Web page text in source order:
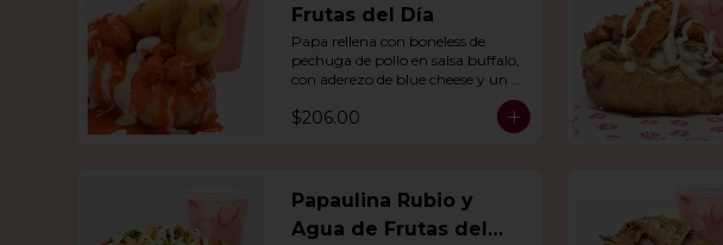
Frutas del Día
Papa rellena con boneless de
pechuga de pollo en salsa buffalo,
con aderezo de blue cheese y un
dedo de queso relleno de jalapeño.
Con agua del día.
$206.00
Papaulina Rubio y
Agua de Frutas del